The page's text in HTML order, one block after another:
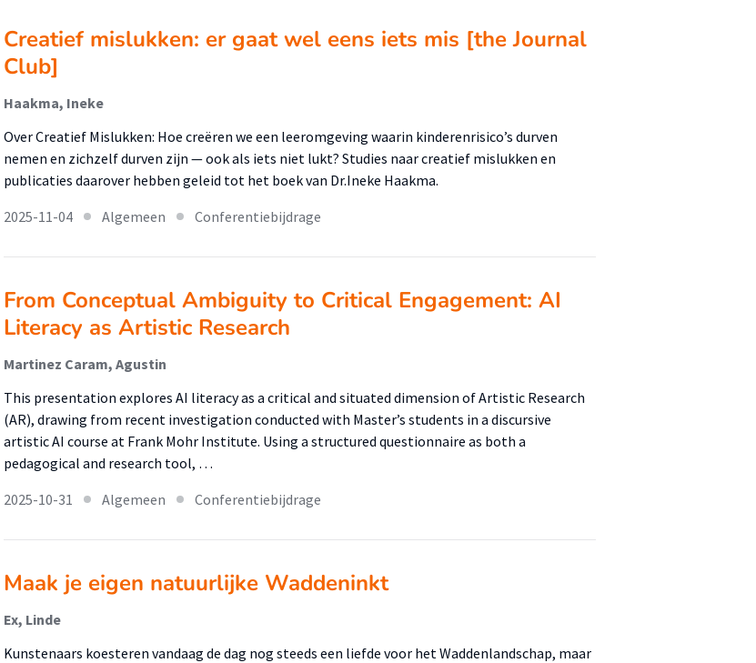
Creatief mislukken: er gaat wel eens iets mis [the Journal
Club]
Haakma, Ineke
Over Creatief Mislukken: Hoe creëren we een leeromgeving waarin kinderenrisico’s durven
nemen en zichzelf durven zijn — ook als iets niet lukt? Studies naar creatief mislukken en
publicaties daarover hebben geleid tot het boek van Dr.Ineke Haakma.
2025-11-04
Algemeen Conferentiebijdrage
From Conceptual Ambiguity to Critical Engagement: AI
Literacy as Artistic Research
Martinez Caram, Agustin
This presentation explores AI literacy as a critical and situated dimension of Artistic Research
(AR), drawing from recent investigation conducted with Master’s students in a discursive
artistic AI course at Frank Mohr Institute. Using a structured questionnaire as both a
pedagogical and research tool, …
2025-10-31
Algemeen Conferentiebijdrage
Maak je eigen natuurlijke Waddeninkt
Ex, Linde
Kunstenaars koesteren vandaag de dag nog steeds een liefde voor het Waddenlandschap, maar